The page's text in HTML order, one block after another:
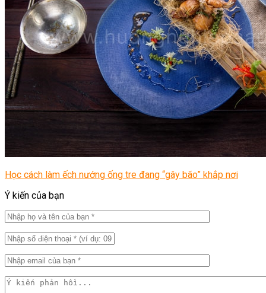
Học cách làm ếch nướng ống tre đang “gây bão” khắp nơi
Ý kiến của bạn